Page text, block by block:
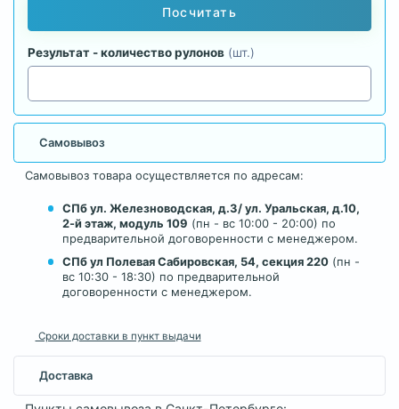
Посчитать
Результат - количество рулонов (шт.)
Самовывоз
Самовывоз товара осуществляется по адресам:
СПб ул. Железноводская, д.3/ ул. Уральская, д.10,
2-й этаж, модуль 109 (пн - вс 10:00 - 20:00) по
предварительной договоренности с менеджером.
СПб ул Полевая Сабировская, 54, секция 220 (пн -
вс 10:30 - 18:30) по предварительной
договоренности с менеджером.
Сроки доставки в пункт выдачи
Доставка